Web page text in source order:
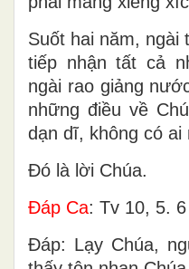
Suốt hai năm, ngài
tiếp nhận tất cả
ngài rao giảng
những điều về
dạn dĩ, không có ai
Ðó là lời Chúa.
Ðáp Ca: Tv 10, 5.
Ðáp: Lạy Chúa,